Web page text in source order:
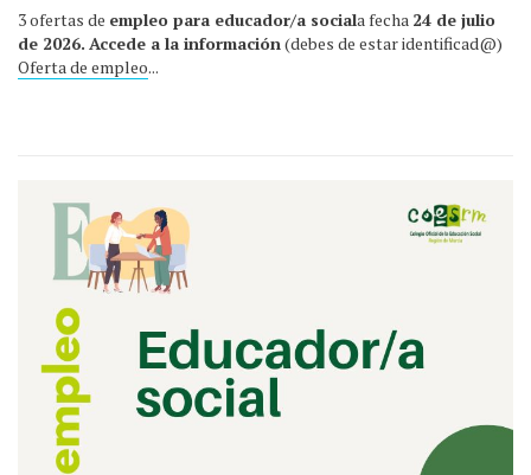
3 ofertas de empleo para educador/a sociala fecha 24 de julio
de 2026. Accede a la información(debes de estar identificad@)
Oferta de empleo...